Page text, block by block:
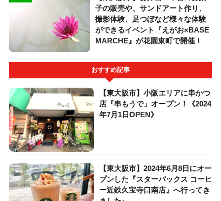
子の販売や、サンドアート作り、
撮影体験、足つぼなど様々な体験
ができるイベント『えがお×BASE
MARCHE』が花園東町で開催！
おすすめ記事
【東大阪市】小阪エリアに串かつ
店『串もうで」オープン！《2024
年7月1日OPEN》
【東大阪市】2024年6月8日にオー
プンした『スターバックス コーヒ
ー近鉄久宝寺口南店』へ行ってき